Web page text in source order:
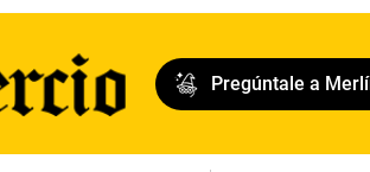
Pregúntale a